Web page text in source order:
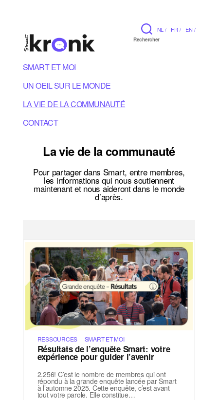
NL / FR / EN /
Rechercher
SMART ET MOI
UN OEIL SUR LE MONDE
LA VIE DE LA COMMUNAUTÉ
CONTACT
La vie de la communauté
Pour partager dans Smart, entre membres,
les informations qui nous soutiennent
maintenant et nous aideront dans le monde
d’après.
RESSOURCES SMART ET MOI
Résultats de l’enquête Smart: votre
expérience pour guider l’avenir
2.256! C’est le nombre de membres qui ont
répondu à la grande enquête lancée par Smart
à l’automne 2025. Cette enquête, c’est avant
tout votre parole. Elle constitue…